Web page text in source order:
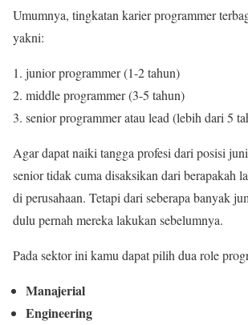
Umumnya, tingkatan karier programmer
yakni:
junior programmer (1-2 tahun)
middle programmer (3-5 tahun)
senior programmer atau lead (lebih dari 5
Agar dapat naiki tangga profesi dari posisi
senior tidak cuma disaksikan dari berapakah
di perusahaan. Tetapi dari seberapa banyak
dulu pernah mereka lakukan sebelumnya.
Pada sektor ini kamu dapat pilih dua role
Manajerial
Engineering